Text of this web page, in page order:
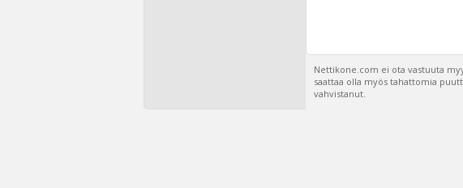
Nettikone.com ei ota vastuuta
saattaa olla myös tahattomia
vahvistanut.